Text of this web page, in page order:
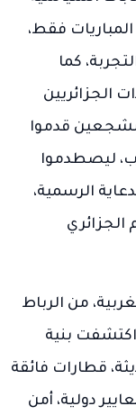
فقط،
كما
الجزائريين
قدموا
ليصطدموا
الرسمية،
الجزائري
من الرباط
اكتشفت بنية
قطارات فائقة
دولية، أمن